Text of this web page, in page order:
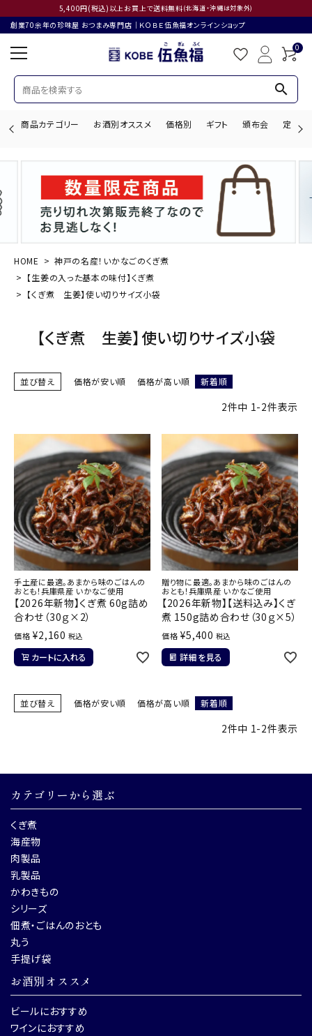
5,400円(税込)以上お買上で送料無料(北海道・沖縄は対象外)
創業70余年の珍味屋 おつまみ専門店│ＫＯＢＥ伍魚福オンラインショップ
0
search
商品カテゴリー お酒別オススメ 価格別 ギフト 頒布会 定期購
search
ACCOUNT MENU
ログイン 会員登録
価格別
ご利用ガイド
直営店
HOME
神戸の名産！いかなごのくぎ煮
【生姜の入った基本の味付】くぎ煮
【くぎ煮 生姜】使い切りサイズ小袋
【くぎ煮 生姜】使い切りサイズ小袋
並び替え 価格が安い順 価格が高い順 新着順
2件中 1-2件表示
手土産に最適。あまから味のごはんの
おとも！兵庫県産 いかなご使用
【2026年新物】くぎ煮 60g詰め
合わせ（30ｇ×2）
価格 ¥2,160 税込
カートに入れる
贈り物に最適。あまから味のごはんの
おとも！兵庫県産 いかなご使用
【2026年新物】【送料込み】くぎ
煮 150g詰め合わせ（30ｇ×5）
価格 ¥5,400 税込
詳細を見る
並び替え 価格が安い順 価格が高い順 新着順
2件中 1-2件表示
カテゴリーから選ぶ
くぎ煮
海産物
肉製品
乳製品
かわきもの
シリーズ
佃煮・ごはんのおとも
丸う
手提げ袋
お酒別オススメ
ビールにおすすめ
ワインにおすすめ